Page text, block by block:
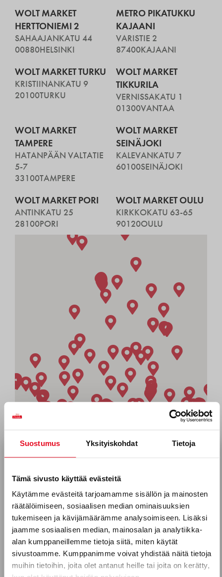
Suostumus Yksityiskohdat Tietoja
Tämä sivusto käyttää evästeitä
Käytämme evästeitä tarjoamamme sisällön ja mainosten
räätälöimiseen, sosiaalisen median ominaisuuksien
tukemiseen ja kävijämäärämme analysoimiseen. Lisäksi
jaamme sosiaalisen median, mainosalan ja analytiikka-
alan kumppaneillemme tietoja siitä, miten käytät
sivustoamme. Kumppanimme voivat yhdistää näitä tietoja
muihin tietoihin, joita olet antanut heille tai joita on kerätty,
WOLT MARKET
HERTTONIEMI 2
SAHAAJANKATU 44
00880HELSINKI
METRO PIKATUKKU
KAJAANI
VARISTIE 2
87400KAJAANI
WOLT MARKET TURKU
KRISTIINANKATU 9
20100TURKU
WOLT MARKET
TIKKURILA
VERNISSAKATU 1
01300VANTAA
WOLT MARKET
TAMPERE
HATANPÄÄN VALTATIE
5-7
33100TAMPERE
WOLT MARKET
SEINÄJOKI
KALEVANKATU 7
60100SEINÄJOKI
WOLT MARKET PORI
ANTINKATU 25
28100PORI
WOLT MARKET OULU
KIRKKOKATU 63-65
90120OULU
Tilaa uutiskirjeemme
Puhelinnumero
Mitkä seuraavista aihealueista